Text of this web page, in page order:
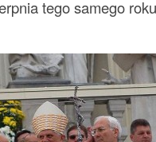
tego samego